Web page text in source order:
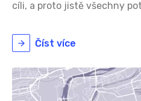
cíli, a proto jistě všechny
Číst více